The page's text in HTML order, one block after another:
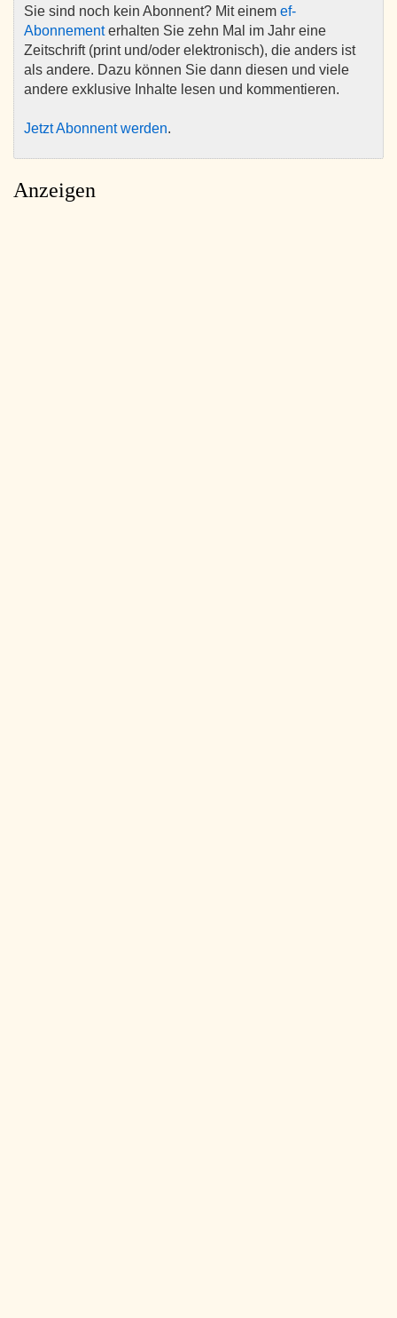
Sie sind noch kein Abonnent? Mit einem ef-
Abonnementerhalten Sie zehn Mal im Jahr eine
Zeitschrift (print und/oder elektronisch), die anders ist
als andere. Dazu können Sie dann diesen und viele
andere exklusive Inhalte lesen und kommentieren.
Jetzt Abonnent werden.
Anzeigen